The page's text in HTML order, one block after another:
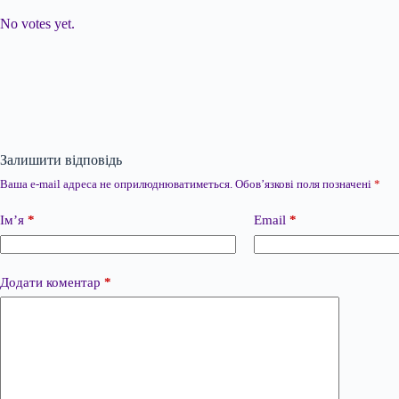
No votes yet.
Залишити відповідь
Ваша e-mail адреса не оприлюднюватиметься. Обов’язкові поля позначені *
Ім’я * Email *
Додати коментар *